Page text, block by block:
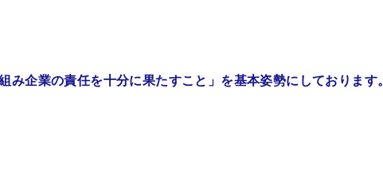
企業の責任を十分に果たすこと」を基本姿勢にしております。